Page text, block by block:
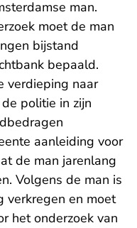
man.
moet de man
bijstand
bepaald.
verdieping naar
politie in zijn
aanleiding voor
de man jarenlang
Volgens de man is
verkregen en moet
het onderzoek van